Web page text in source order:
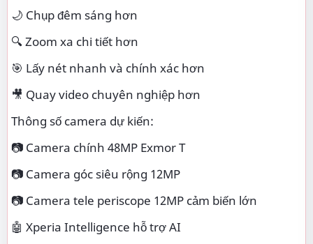
🌙 Chụp đêm sáng hơn
🔍 Zoom xa chi tiết hơn
🎯 Lấy nét nhanh và chính xác hơn
🎥 Quay video chuyên nghiệp hơn
Thông số camera dự kiến:
📷 Camera chính 48MP Exmor T
📷 Camera góc siêu rộng 12MP
📷 Camera tele periscope 12MP cảm biến lớn
🤖 Xperia Intelligence hỗ trợ AI